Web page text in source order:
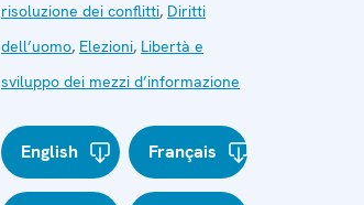
risoluzione dei conflitti, Diritti
dell’uomo, Elezioni, Libertà e
sviluppo dei mezzi d’informazione
English Français